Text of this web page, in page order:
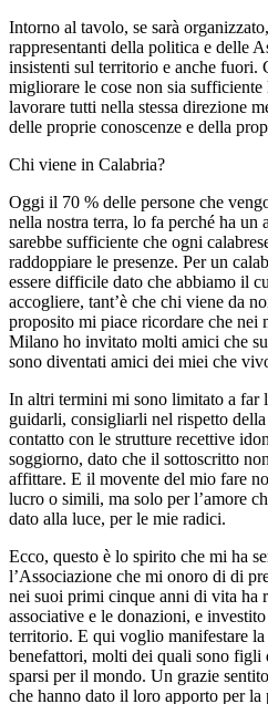
Intorno al tavolo, se sarà
rappresentanti della politica e delle
insistenti sul territorio e anche fuori.
migliorare le cose non sia sufficiente
lavorare tutti nella stessa direzione
delle proprie conoscenze e della
Chi viene in Calabria?
Oggi il 70 % delle persone che
nella nostra terra, lo fa perché ha
sarebbe sufficiente che ogni
raddoppiare le presenze. Per un
essere difficile dato che abbiamo il
accogliere, tant’è che chi viene da
proposito mi piace ricordare che nei
Milano ho invitato molti amici che
sono diventati amici dei miei che
In altri termini mi sono limitato a far
guidarli, consigliarli nel rispetto
contatto con le strutture recettive
soggiorno, dato che il sottoscritto
affittare. E il movente del mio fare
lucro o simili, ma solo per l’amore
dato alla luce, per le mie radici.
Ecco, questo è lo spirito che mi ha
l’Associazione che mi onoro di di
nei suoi primi cinque anni di vita ha
associative e le donazioni, e
territorio. E qui voglio manifestare
benefattori, molti dei quali sono figli
sparsi per il mondo. Un grazie
che hanno dato il loro apporto per la